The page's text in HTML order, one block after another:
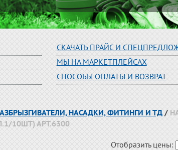
СКАЧАТЬ ПРАЙС И
МЫ НА МАРКЕТПЛЕЙСАХ
СПОСОБЫ ОПЛАТЫ И ВОЗВРАТ
НАСАДКИ, ФИТИНГИ И ТД/
10ШТ) АРТ.6300
Отобразить цены: